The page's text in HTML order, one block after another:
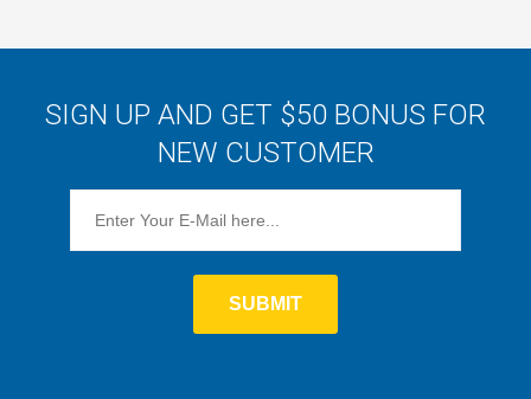
SIGN UP AND GET $50 BONUS FOR
NEW CUSTOMER